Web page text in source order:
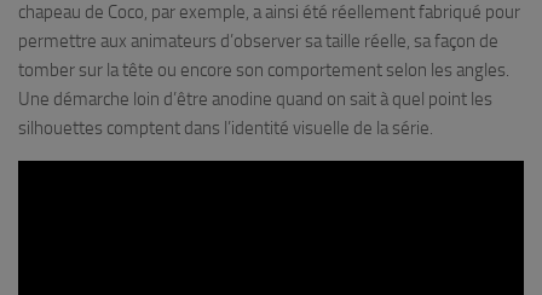
chapeau de Coco, par exemple, a ainsi été réellement fabriqué pour
permettre aux animateurs d’observer sa taille réelle, sa façon de
tomber sur la tête ou encore son comportement selon les angles.
Une démarche loin d’être anodine quand on sait à quel point les
silhouettes comptent dans l’identité visuelle de la série.